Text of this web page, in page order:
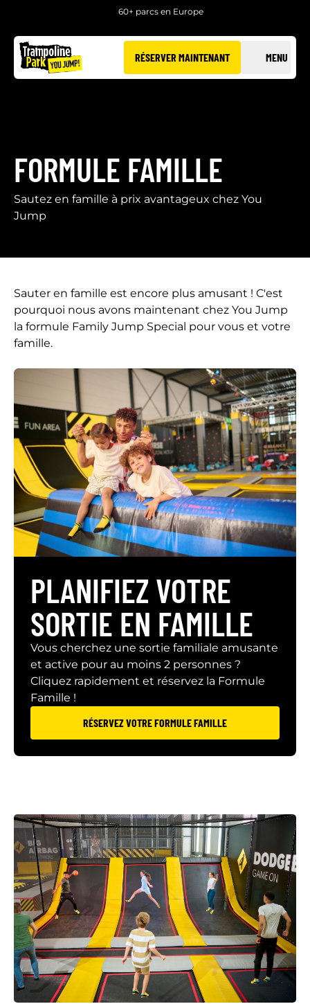
60+ parcs en Europe
RÉSERVER MAINTENANT MENU
FORMULE FAMILLE
Sautez en famille à prix avantageux chez You
Jump
Sauter en famille est encore plus amusant ! C'est
pourquoi nous avons maintenant chez You Jump
la formule Family Jump Special pour vous et votre
famille.
PLANIFIEZ VOTRE
SORTIE EN FAMILLE
Vous cherchez une sortie familiale amusante
et active pour au moins 2 personnes ?
Cliquez rapidement et réservez la Formule
Famille !
RÉSERVEZ VOTRE FORMULE FAMILLE